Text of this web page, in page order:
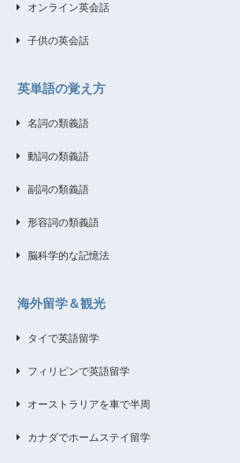
オンライン英会話
子供の英会話
英単語の覚え方
名詞の類義語
動詞の類義語
副詞の類義語
形容詞の類義語
脳科学的な記憶法
海外留学＆観光
タイで英語留学
フィリピンで英語留学
オーストラリアを車で半周
カナダでホームステイ留学